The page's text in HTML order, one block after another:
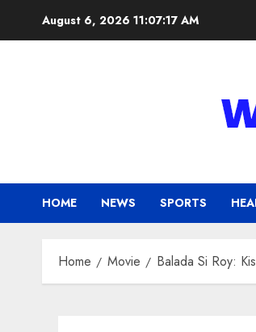
August 6, 2026 11:07:18 AM
HOME NEWS SPORTS
Home Movie Balada Si Roy: